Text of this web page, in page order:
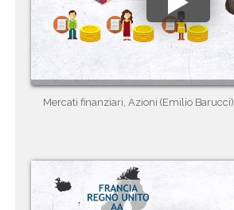
Mercati finanziari, Azioni (Emilio Barucci)